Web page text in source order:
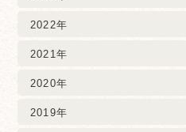
2022年
2021年
2020年
2019年